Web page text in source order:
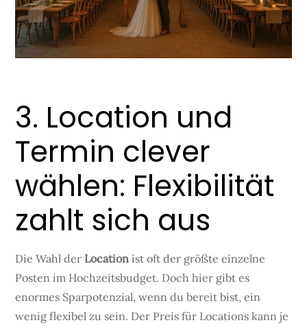
3. Location und
Termin clever
wählen: Flexibilität
zahlt sich aus
Die Wahl der Location ist oft der größte einzelne
Posten im Hochzeitsbudget. Doch hier gibt es
enormes Sparpotenzial, wenn du bereit bist, ein
wenig flexibel zu sein. Der Preis für Locations kann je